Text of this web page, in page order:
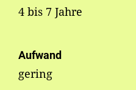
4 bis 7 Jahre
Aufwand
gering